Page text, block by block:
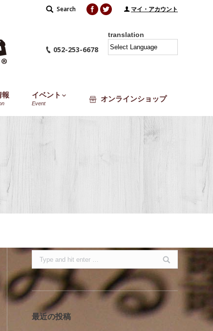
Search:
Search Facebook
Twitter マイ・アカウント
052-253-6678
translation
報 イベント
Event
オンラインショップ
Search:
最近の投稿